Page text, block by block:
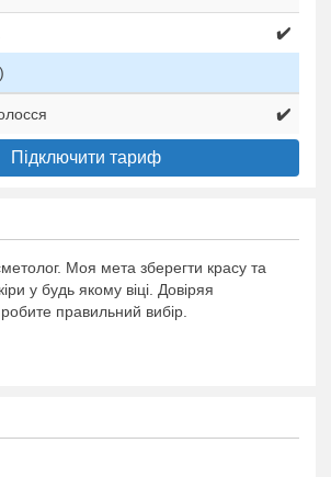
✔️
✔️
Підключити тариф
Моя мета зберегти красу та
у будь якому віці. Довіряя
правильний вибір.